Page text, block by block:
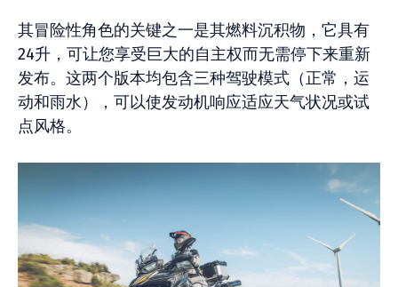
其冒险性角色的关键之一是其燃料沉积物，它具有
24升，可让您享受巨大的自主权而无需停下来重新
发布。这两个版本均包含三种驾驶模式（正常，运
动和雨水），可以使发动机响应适应天气状况或试
点风格。